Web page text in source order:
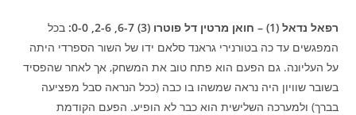
רפאל נדאל (1) – חואן מרטין דל פוטרו (3) 6-7, 2-6, 0-0:
בכל
המפגשים עד כה בטורנירי גראנד סלאם ידו של השור הספרדי היתה
על העליונה. גם הפעם הוא פתח טוב את המשחק, אך לאחר שהפסיד
בשובר שוויון היה נראה שמשהו בו כבה (ככל הנראה סבל מפציעה
בברך) ולמערכה השלישית הוא כבר לא הופיע. הפעם הקודמת